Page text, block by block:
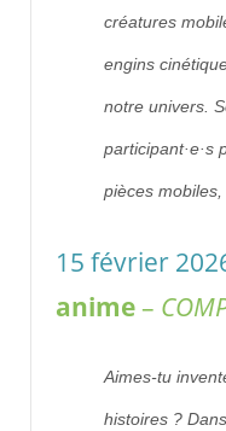
créatures
engins
notre univers.
participant·e·s
pièces
15 février
anime–
Aimes-tu
histoires ?